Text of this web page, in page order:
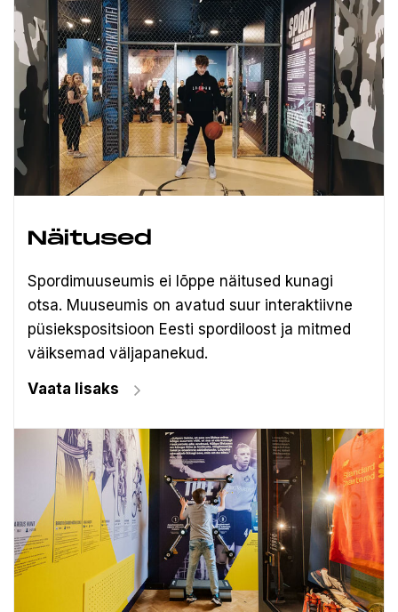
Näitused
Spordimuuseumis ei lõppe näitused kunagi
otsa. Muuseumis on avatud suur interaktiivne
püsiekspositsioon Eesti spordiloost ja mitmed
väiksemad väljapanekud.
Vaata lisaks